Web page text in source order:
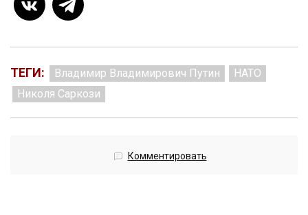
ТЕГИ: Владимир Владимирович Путин
НАТО
Николя Саркози
Комментировать